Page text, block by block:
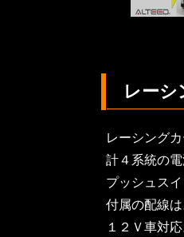
レー
レーシング
計４系統の
プッシュス
付属の配線
１２Ｖ車対応